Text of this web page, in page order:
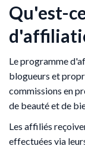
Qu'est-
Le programme
blogueurs et
commissions en
de beauté et de
Les affiliés
effectuées via